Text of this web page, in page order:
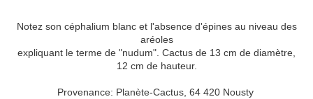
Notez son céphalium blanc et l'absence d'épines au niveau des
aréoles
expliquant le terme de "nudum". Cactus de 13 cm de diamètre,
12 cm de hauteur.
Provenance: Planète-Cactus, 64 420 Nousty